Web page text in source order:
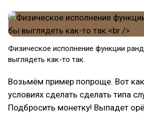
Физическое исполнение функции
выглядеть как-то так.
Возьмём пример попроще. Вот
условиях сделать сделать типа
Подбросить монетку! Выпадет